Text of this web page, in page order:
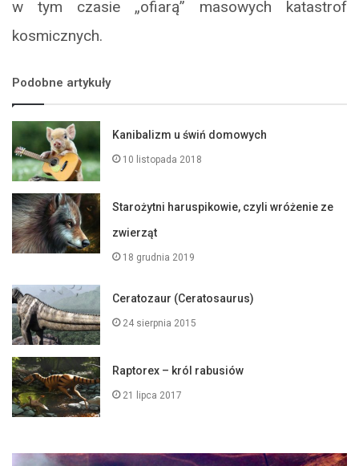
w tym czasie „ofiarą” masowych katastrof
kosmicznych.
Podobne artykuły
Kanibalizm u świń domowych
10 listopada 2018
Starożytni haruspikowie, czyli wróżenie ze
zwierząt
18 grudnia 2019
Ceratozaur (Ceratosaurus)
24 sierpnia 2015
Raptorex – król rabusiów
21 lipca 2017